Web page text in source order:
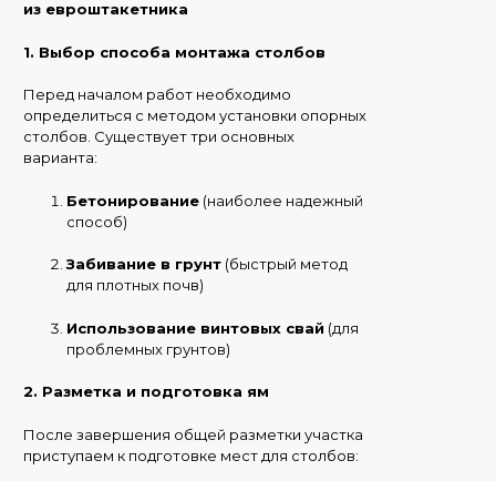
из евроштакетника
1. Выбор способа монтажа столбов
Перед началом работ необходимо
определиться с методом установки опорных
столбов. Существует три основных
варианта:
Бетонирование (наиболее надежный
способ)
Забивание в грунт (быстрый метод
для плотных почв)
Использование винтовых свай (для
проблемных грунтов)
2. Разметка и подготовка ям
После завершения общей разметки участка
приступаем к подготовке мест для столбов: